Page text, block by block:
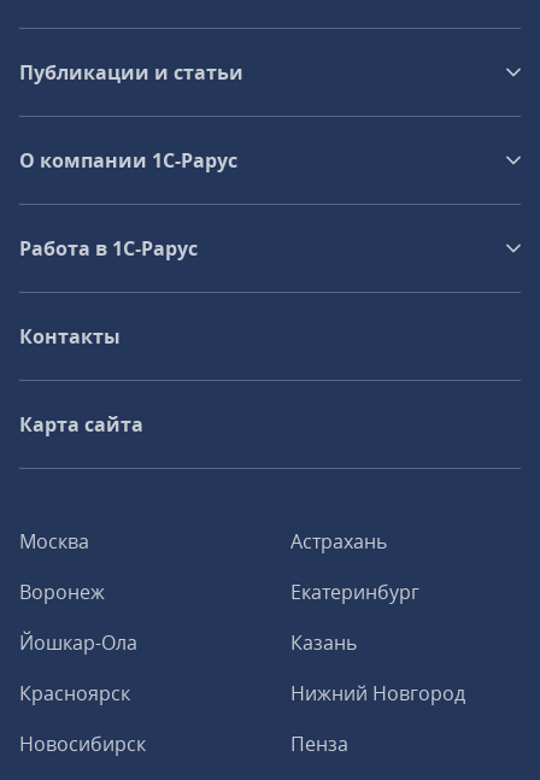
Москва
Астрахань
Воронеж
Екатеринбург
Йошкар-Ола
Казань
Красноярск
Нижний Новгород
Новосибирск
Пенза
Публикации и статьи
О компании 1C-Рарус
Работа в 1С‑Рарус
Контакты
Карта сайта